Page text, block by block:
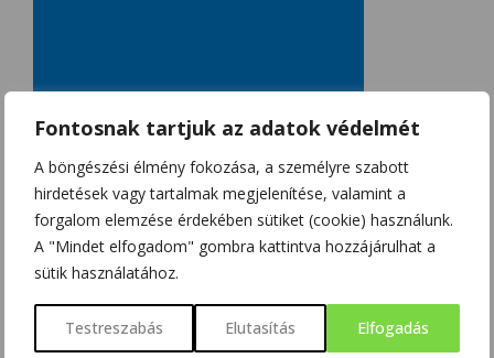
Fontosnak tartjuk az adatok védelmét
A böngészési élmény fokozása, a személyre szabott
hirdetések vagy tartalmak megjelenítése, valamint a
forgalom elemzése érdekében sütiket (cookie) használunk.
A "Mindet elfogadom" gombra kattintva hozzájárulhat a
sütik használatához.
Testreszabás Elutasítás Elfogadás